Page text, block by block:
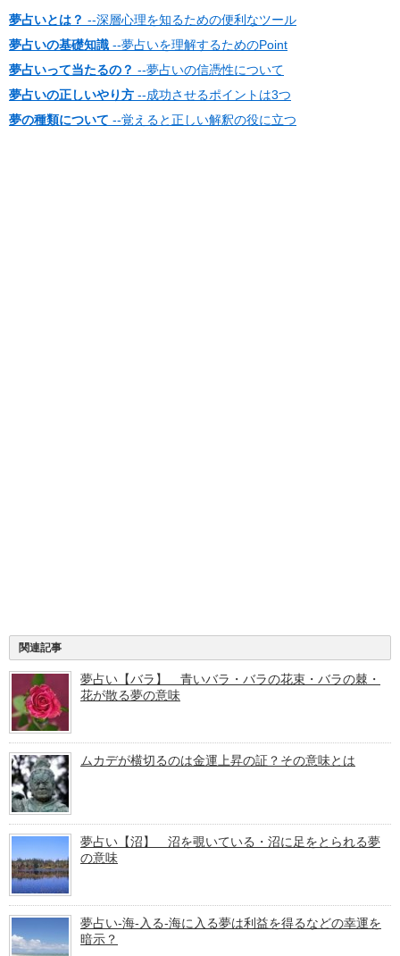
夢占いとは？ --深層心理を知るための便利なツール
夢占いの基礎知識 --夢占いを理解するためのPoint
夢占いって当たるの？ --夢占いの信憑性について
夢占いの正しいやり方 --成功させるポイントは3つ
夢の種類について --覚えると正しい解釈の役に立つ
関連記事
夢占い【バラ】 青いバラ・バラの花束・バラの棘・
花が散る夢の意味
ムカデが横切るのは金運上昇の証？その意味とは
夢占い【沼】 沼を覗いている・沼に足をとられる夢
の意味
夢占い-海-入る-海に入る夢は利益を得るなどの幸運を
暗示？